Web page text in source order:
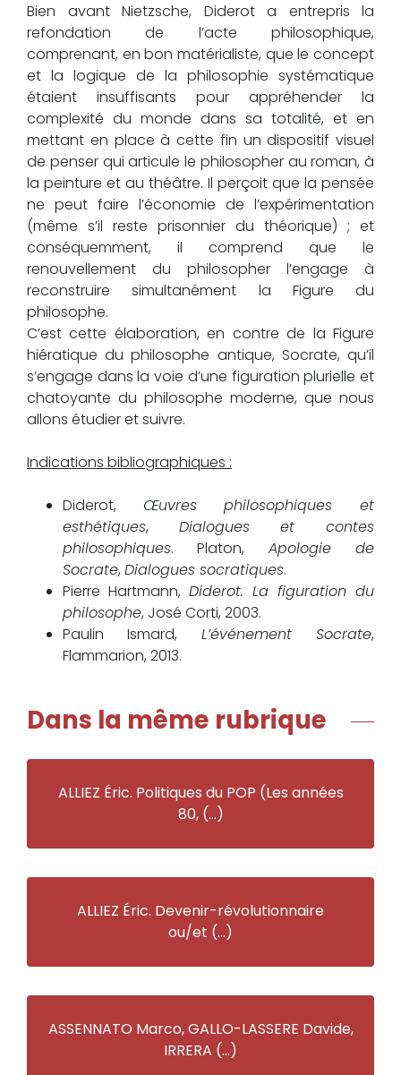
Bien avant Nietzsche, Diderot a entrepris la
refondation de l’acte philosophique,
comprenant, en bon matérialiste, que le concept
et la logique de la philosophie systématique
étaient insuffisants pour appréhender la
complexité du monde dans sa totalité, et en
mettant en place à cette fin un dispositif visuel
de penser qui articule le philosopher au roman, à
la peinture et au théâtre. Il perçoit que la pensée
ne peut faire l’économie de l’expérimentation
(même s’il reste prisonnier du théorique) ; et
conséquemment, il comprend que le
renouvellement du philosopher l’engage à
reconstruire simultanément la Figure du
philosophe.
C’est cette élaboration, en contre de la Figure
hiératique du philosophe antique, Socrate, qu’il
s’engage dans la voie d’une figuration plurielle et
chatoyante du philosophe moderne, que nous
allons étudier et suivre.
Indications bibliographiques :
Diderot, Œuvres philosophiques et
esthétiques, Dialogues et contes
philosophiques. Platon, Apologie de
Socrate, Dialogues socratiques.
Pierre Hartmann, Diderot. La figuration du
philosophe, José Corti, 2003.
Paulin Ismard, L’événement Socrate,
Flammarion, 2013.
Dans la même rubrique
ALLIEZ Éric. Politiques du POP (Les années
80, (…)
ALLIEZ Éric. Devenir-révolutionnaire
ou/et (…)
ASSENNATO Marco, GALLO-LASSERE Davide,
IRRERA (…)